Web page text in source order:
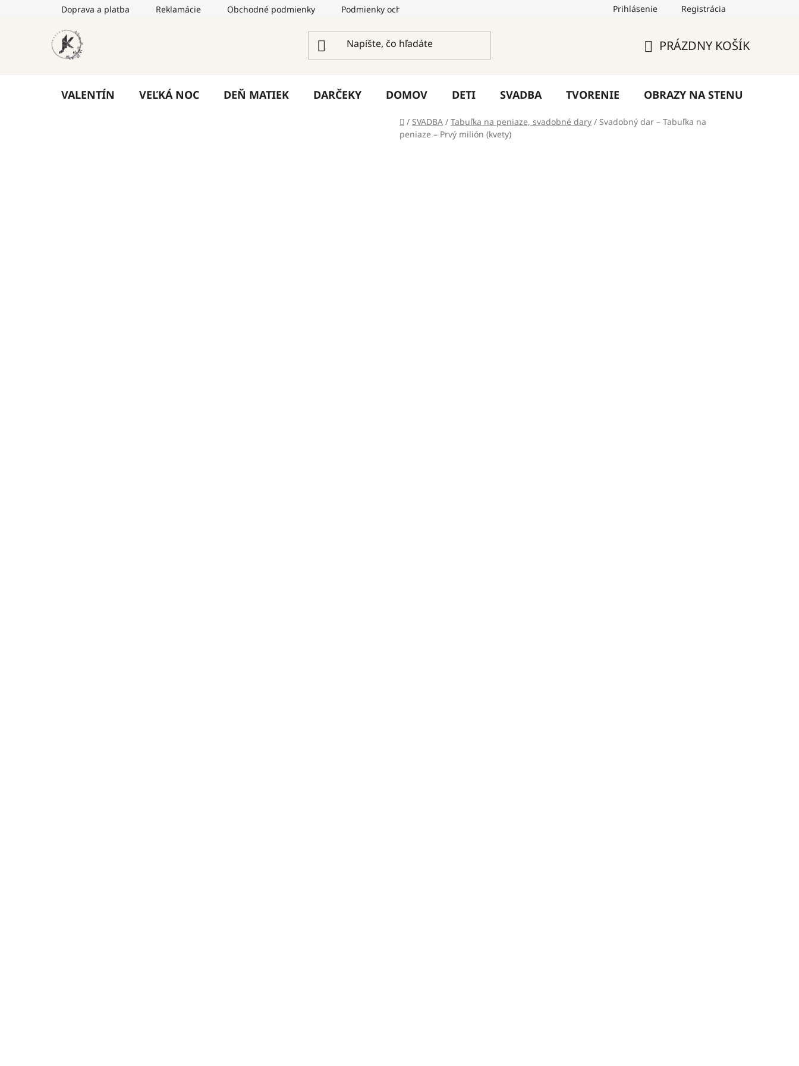
Doprava a platba Reklamácie Obchodné podmienky Podmienky ochrany osobných údajov Hodnotenie obchodu Blog Kontakty
Prihlásenie Registrácia
KOŠÍK
PRÁZDNY KOŠÍK
VALENTÍN VEĽKÁ NOC DEŇ MATIEK DARČEKY DOMOV DETI SVADBA TVORENIE OBRAZY NA STENU
Domov
/ SVADBA / Tabuľka na peniaze, svadobné dary / Svadobný dar – Tabuľka na
peniaze – Prvý milión (kvety)